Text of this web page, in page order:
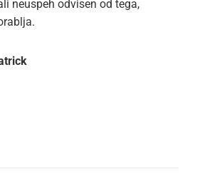
neuspeh odvisen od tega,